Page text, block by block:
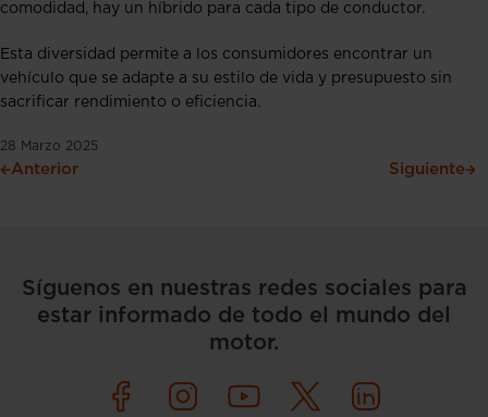
comodidad, hay un híbrido para cada tipo de conductor.
Esta diversidad permite a los consumidores encontrar un
vehículo que se adapte a su estilo de vida y presupuesto sin
sacrificar rendimiento o eficiencia.
28 Marzo 2025
Anterior Siguiente
Síguenos en nuestras redes sociales para
estar informado de todo el mundo del
motor.